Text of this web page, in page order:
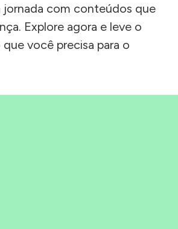
jornada com conteúdos que
Explore agora e leve o
você precisa para o